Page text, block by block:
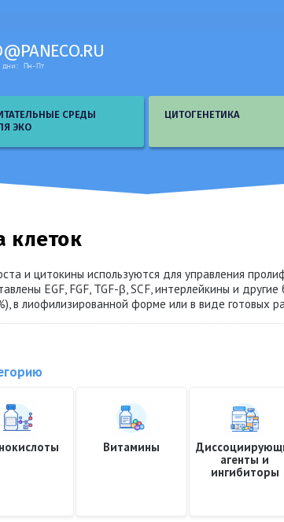
дни: Пн-Пт
СРЕДЫ
ЭКО
ЦИТОГЕНЕТИКА
клеток
и цитокины используются для управления
EGF, FGF, TGF-β, SCF, интерлейкины и
в лиофилизированной форме или в виде готовых
Витамины
агенты и
ингибиторы